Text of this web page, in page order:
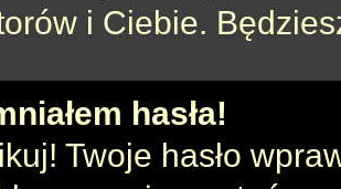
i Ciebie.
hasła!
Twoje hasło